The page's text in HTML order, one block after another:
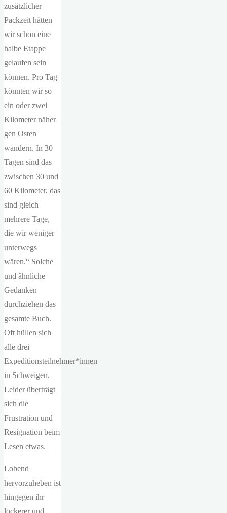
zusätzlicher
Packzeit hätten
wir schon eine
halbe Etappe
gelaufen sein
können. Pro Tag
könnten wir so
ein oder zwei
Kilometer näher
gen Osten
wandern. In 30
Tagen sind das
zwischen 30 und
60 Kilometer, das
sind gleich
mehrere Tage,
die wir weniger
unterwegs
wären.“ Solche
und ähnliche
Gedanken
durchziehen das
gesamte Buch.
Oft hüllen sich
alle drei
Expeditionsteilnehmer*innen
in Schweigen.
Leider überträgt
sich die
Frustration und
Resignation beim
Lesen etwas.
Lobend
hervorzuheben ist
hingegen ihr
lockerer und